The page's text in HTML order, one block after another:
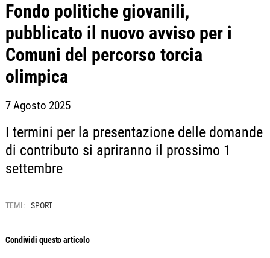
Fondo politiche giovanili,
pubblicato il nuovo avviso per i
Comuni del percorso torcia
olimpica
7 Agosto 2025
I termini per la presentazione delle domande
di contributo si apriranno il prossimo 1
settembre
TEMI: SPORT
Condividi questo articolo